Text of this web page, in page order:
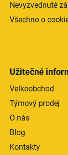
Nevyzvednuté
Všechno o
Užitečné
Velkoobchod
Týmový prodej
O nás
Blog
Kontakty